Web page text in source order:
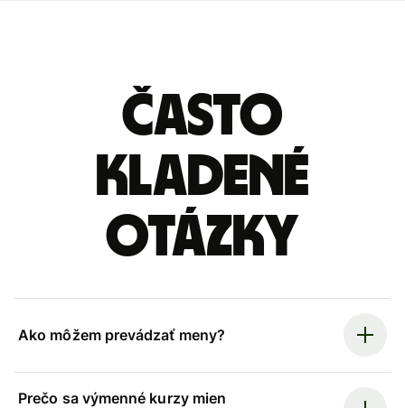
Často
kladené
otázky
Ako môžem prevádzať meny?
Prečo sa výmenné kurzy mien